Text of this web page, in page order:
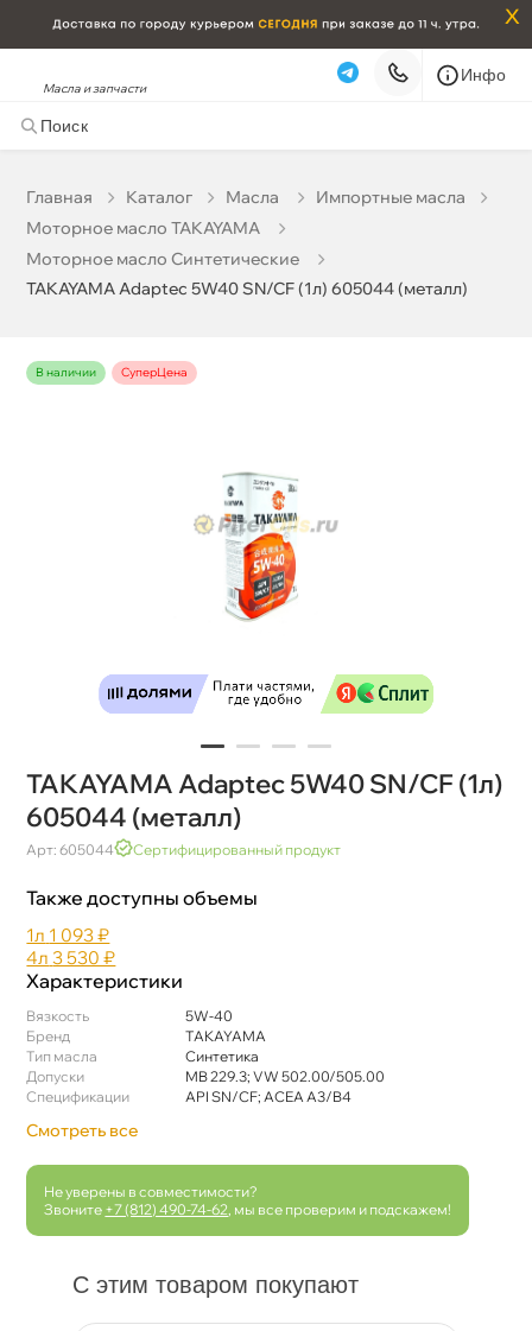
x
Масла и запчасти
Инфо
Главная Катало Масла
Импортные масла
Моторное масло TAKAYAMA
Моторное масло Синтетические
TAKAYAMA Adaptec 5W40 SN/CF (1л) 605044 (металл)
наличии СуперЦена
TAKAYAMA Adaptec 5W40 SN/CF (1л)
605044 (металл)
Арт: 605044 Сертифицированный продукт
Также доступны объемы
1л 1 093 ₽
4л 3 530 ₽
Характеристики
язкость
5W-40
Бренд
TAKAYAMA
Тип масла
Синтетика
Допуски
MB 229.3; VW 502.00/505.00
Спецификации
API SN/CF; ACEA A3/B4
Смотреть все
Не уверены в совместимости?
Звоните +7 (812) 490-74-62 , мы все проверим и подскажем!
С этим товаром покупают
Бесплатная Завтра, 08.08 (при заказе от 2000₽)
Срочная за 2 ч – 399 ₽ Сегодня, 07.08
Карта